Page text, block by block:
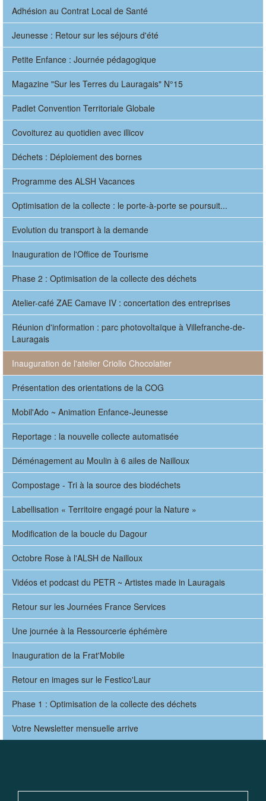
Adhésion au Contrat Local de Santé
Jeunesse : Retour sur les séjours d'été
Petite Enfance : Journée pédagogique
Magazine "Sur les Terres du Lauragais" N°15
Padlet Convention Territoriale Globale
Covoiturez au quotidien avec illicov
Déchets : Déploiement des bornes
Programme des ALSH Vacances
Optimisation de la collecte : le porte-à-porte se poursuit...
Evolution du transport à la demande
Inauguration de l'Office de Tourisme
Phase 2 : Optimisation de la collecte des déchets
Atelier-café ZAE Camave IV : concertation des entreprises
Réunion d'information : parc photovoltaïque à Villefranche-de-
Lauragais
Inauguration de l'atelier Criollo Chocolatier
Présentation des orientations de la COG
Mobil'Ado ~ Animation Enfance-Jeunesse
Reportage : la nouvelle collecte automatisée
Déménagement au Moulin à 6 ailes de Nailloux
Compostage - Tri à la source des biodéchets
Labellisation « Territoire engagé pour la Nature »
Modification de la boucle du Dagour
Octobre Rose à l'ALSH de Nailloux
Vidéos et podcast du PETR ~ Artistes made in Lauragais
Retour sur les Journées France Services
Une journée à la Ressourcerie éphémère
Inauguration de la Frat'Mobile
Retour en images sur le Festico'Laur
Phase 1 : Optimisation de la collecte des déchets
Votre Newsletter mensuelle arrive